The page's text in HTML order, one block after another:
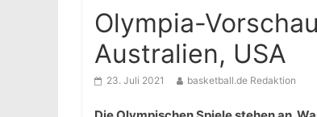
Olympia-
Australien, USA
23. Juli 2021 basketball.de Redaktion